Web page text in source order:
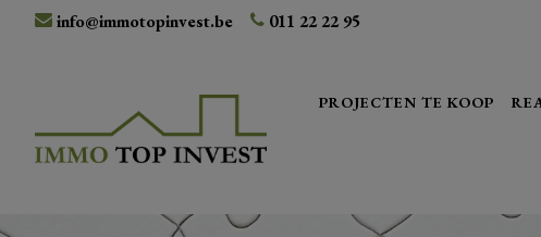
info@immotopinvest.be 011 22 22 95
PROJECTEN TE KOOP